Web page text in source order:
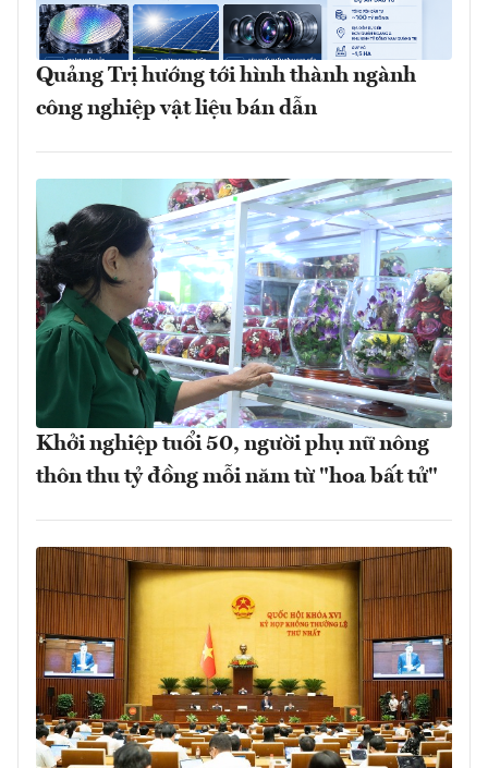
Quảng Trị hướng tới hình thành ngành
công nghiệp vật liệu bán dẫn
Khởi nghiệp tuổi 50, người phụ nữ nông
thôn thu tỷ đồng mỗi năm từ "hoa bất tử"